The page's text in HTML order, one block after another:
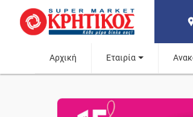
Αρχική Εταιρία